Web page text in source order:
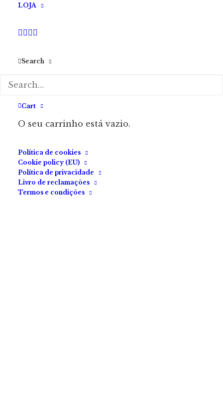
LOJA
Search
Cart
O seu carrinho está vazio.
Política de cookies
Cookie policy (EU)
Política de privacidade
Livro de reclamações
Termos e condições